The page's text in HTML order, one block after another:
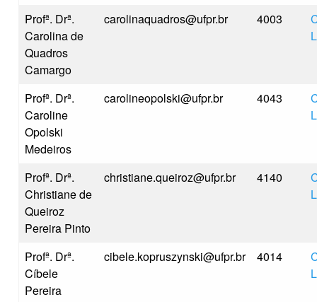
Profª. Drª.
Carolina de
Quadros
Camargo
carolinaquadros@ufpr.br 4003
Profª. Drª.
Caroline
Opolski
Medeiros
carolineopolski@ufpr.br 4043
Profª. Drª.
Christiane de
Queiroz
Pereira Pinto
christiane.queiroz@ufpr.br 4140
Profª. Drª.
Cíbele
Pereira
cibele.kopruszynski@ufpr.br 4014